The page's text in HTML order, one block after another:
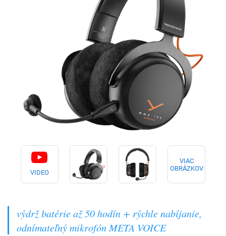
VIDEO
VIAC
OBRÁZKOV
výdrž batérie až 50 hodín + rýchle nabíjanie,
odnímateľný mikrofón META VOICE